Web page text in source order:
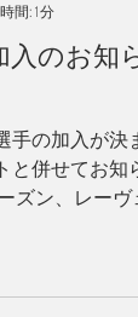
入のお知
の加入が決
併せてお知
ズン、レーヴ
間: 1分